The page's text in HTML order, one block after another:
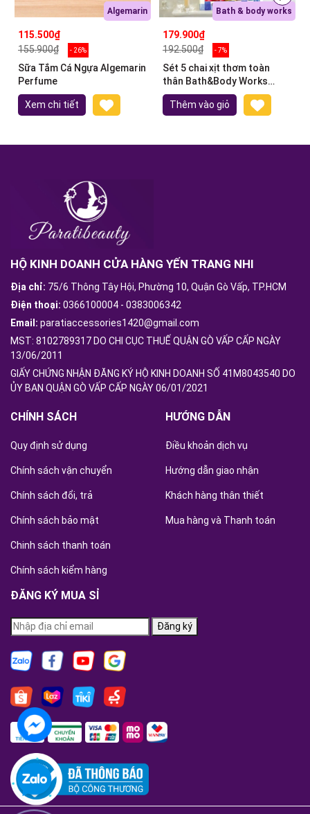
Algemarin
115.500₫
155.900₫
- 26%
Sữa Tắm Cá Ngựa Algemarin
Perfume
Xem chi tiết
Bath & body works
179.900₫
192.500₫
- 7%
Sét 5 chai xịt thơm toàn
thân Bath&Body Works
(5x10ml)
Thêm vào giỏ
HỘ KINH DOANH CỬA HÀNG YẾN TRANG NHI
Địa chỉ: 75/6 Thông Tây Hội, Phường 10, Quận Gò Vấp, TP.HCM
Điện thoại: 0366100004 - 0383006342
Email: paratiaccessories1420@gmail.com
MST: 8102789317 DO CHI CỤC THUẾ QUẬN GÒ VẤP CẤP NGÀY
13/06/2011
GIẤY CHỨNG NHẬN ĐĂNG KÝ HỘ KINH DOANH SỐ 41M8043540 DO
ỦY BAN QUẬN GÒ VẤP CẤP NGÀY 06/01/2021
CHÍNH SÁCH
Quy định sử dụng
Chính sách vận chuyển
Chính sách đổi, trả
Chính sách bảo mật
Chinh sách thanh toán
Chính sách kiểm hàng
HƯỚNG DẪN
Điều khoản dịch vụ
Hướng dẫn giao nhận
Khách hàng thân thiết
Mua hàng và Thanh toán
ĐĂNG KÝ MUA SỈ
Đăng ký